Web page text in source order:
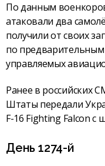
По данным
атаковали два
получили от своих
по
управляемых
Ранее в российских
Штаты передали
F-16 Fighting Falcon
День 1274-й